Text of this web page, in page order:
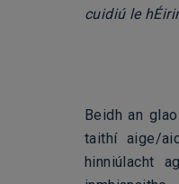
cuidiú le
Beidh an
taithí aige/
hinniúlacht